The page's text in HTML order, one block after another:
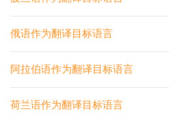
俄语作为翻译目标语言
阿拉伯语作为翻译目标语言
荷兰语作为翻译目标语言